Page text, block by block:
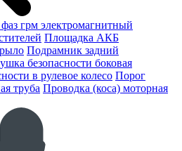
грм электромагнитный
Площадка АКБ
Подрамник задний
безопасности боковая
в рулевое колесо Порог
труба Проводка (коса) моторная